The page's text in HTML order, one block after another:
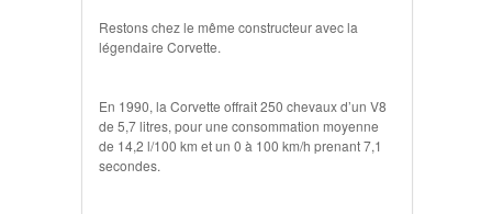
Restons chez le même constructeur avec la
légendaire Corvette.
En 1990, la Corvette offrait 250 chevaux d’un V8
de 5,7 litres, pour une consommation moyenne
de 14,2 l/100 km et un 0 à 100 km/h prenant 7,1
secondes.